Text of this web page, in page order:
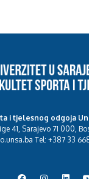
i tjelesnog odgoja
41, Sarajevo 71 000,
Tel: +387 33